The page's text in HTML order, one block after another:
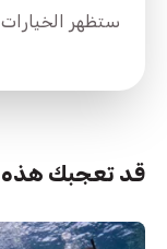
ستظهر الخيارات
قد تعجبك هذه